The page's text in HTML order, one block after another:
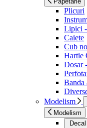
Plicuri
Lipici
Caiete
Cub
Hartie
Dosar
Banda
Modelism
Modelism